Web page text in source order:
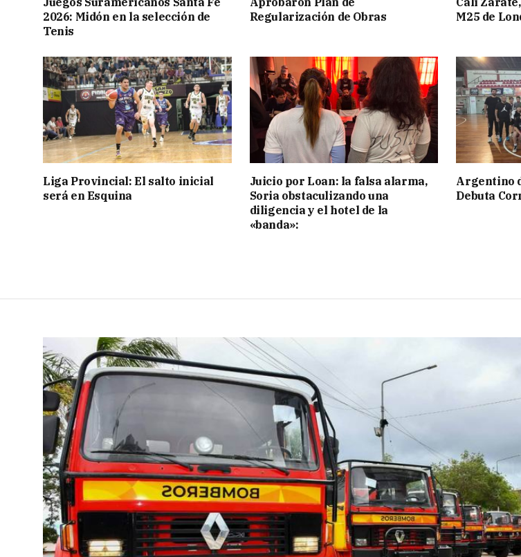
2026: Midón en la selección de
Tenis
Regularización de Obras
M25 de
Liga Provincial: El salto inicial
será en Esquina
Juicio por Loan: la falsa alarma,
Soria obstaculizando una
diligencia y el hotel de la
«banda»:
Argentino
Debuta